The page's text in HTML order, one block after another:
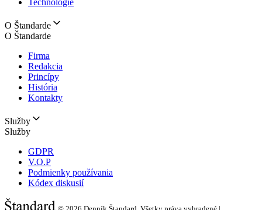
O Štandarde
O Štandarde
Firma
Redakcia
Princípy
História
Kontakty
Služby
Služby
GDPR
V.O.P
Podmienky používania
Kódex diskusií